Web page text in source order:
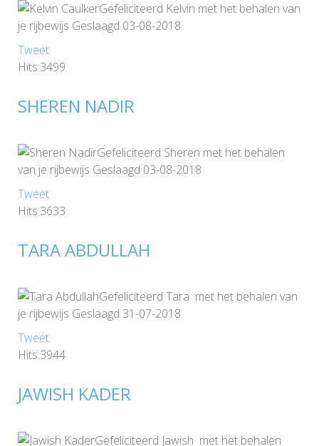
Gefeliciteerd Kelvin met het behalen van
je rijbewijs Geslaagd 03-08-2018
Tweet
Hits:3499
SHEREN NADIR
Gefeliciteerd Sheren met het behalen
van je rijbewijs Geslaagd 03-08-2018
Tweet
Hits:3633
TARA ABDULLAH
Gefeliciteerd Tara met het behalen van
je rijbewijs Geslaagd 31-07-2018
Tweet
Hits:3944
JAWISH KADER
Gefeliciteerd Jawish met het behalen